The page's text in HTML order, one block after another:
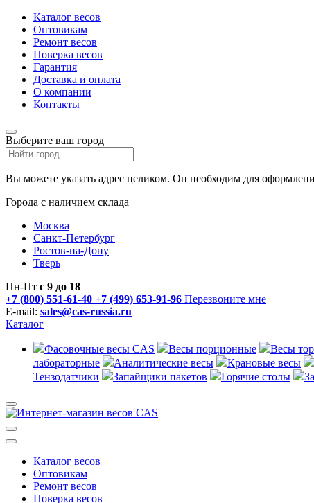
Каталог весов
Оптовикам
Ремонт весов
Поверка весов
Гарантия
Доставка и оплата
О компании
Контакты
Выберите ваш город
Вы можете указать адрес целиком. Он необходим для
Города с наличием склада
Москва
Санкт-Петербург
Ростов-на-Дону
Тверь
Пн-Пт с 9 до 18
+7 (800) 551-61-40 +7 (499) 653-91-96 Перезвоните мне
E-mail: sales@cas-russia.ru
Каталог
Фасовочные весы CAS Весы порционные Весы
лабораторные
Аналитические весы Крановые весы
Тензодатчики
Запайщики пакетов Горячие столы
Каталог весов
Оптовикам
Ремонт весов
Поверка весов